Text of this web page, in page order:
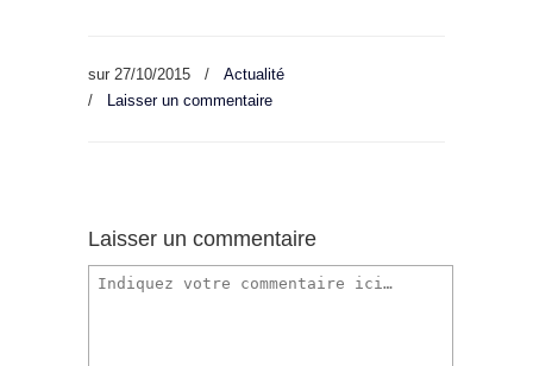
sur 27/10/2015 /
Actualité
/ Laisser un commentaire
Laisser un commentaire